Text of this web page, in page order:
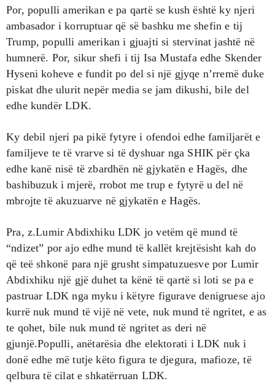
Por, populli amerikan e pa qartë se kush është ky njeri
ambasador i korruptuar që së bashku me shefin e tij
Trump, populli amerikan i gjuajti si stervinat jashtë në
humnerë. Por, sikur shefi i tij Isa Mustafa edhe Skender
Hyseni koheve e fundit po del si një gjyqe n’rremë duke
piskat dhe ulurit nepër media se jam dikushi, bile del
edhe kundër LDK.
Ky debil njeri pa pikë fytyre i ofendoi edhe familjarët e
familjeve te të vrarve si të dyshuar nga SHIK për çka
edhe kanë nisë të zbardhën në gjykatën e Hagës, dhe
bashibuzuk i mjerë, rrobot me trup e fytyrë u del në
mbrojte të akuzuarve në gjykatën e Hagës.
Pra, z.Lumir Abdixhiku LDK jo vetëm që mund të
“ndizet” por ajo edhe mund të kallët krejtësisht kah do
që teë shkonë para një grusht simpatuzuesve por Lumir
Abdixhiku një gjë duhet ta kënë të qartë si loti se pa e
pastruar LDK nga myku i këtyre figurave denigruese ajo
kurrë nuk mund të vijë në vete, nuk mund të ngritet, e as
te qohet, bile nuk mund të ngritet as deri në
gjunjë.Populli, anëtarësia dhe elektorati i LDK nuk i
donë edhe më tutje këto figura te djegura, mafioze, të
qelbura të cilat e shkatërruan LDK.